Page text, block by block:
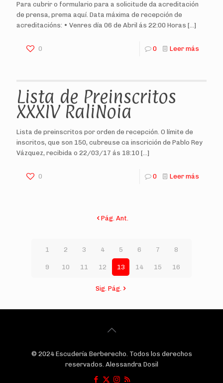
Para cubrir o formulario para a solicitude da acreditación
de prensa, prema aquí. Data máxima de recepción de
acreditacións: • Venres día 06 de Abril ás 22:00 Horas […]
0 0 Leer más
Lista de Preinscritos
XXXIV RaliNoia
Lista de preinscritos por orden de recepción. O límite de
inscritos, que son 150, cubreuse ca inscrición de Pablo Rey
Vázquez, recibida o 22/03/17 ás 18:10 […]
0 0 Leer más
Pág. Ant.
1 2 3 4 5 6 7 8
9 10 11 12 13 14 15 16
Sig. Pág.
© 2024 Escudería Berberecho. Todos los derechos
reservados. Alessandra Dosil